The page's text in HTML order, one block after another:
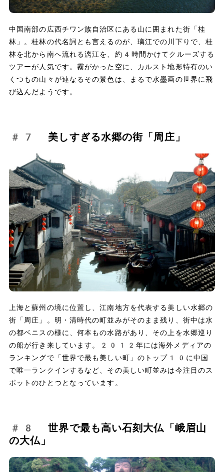
中国南部の広西チワン族自治区にある山に囲まれた街「桂
林」。桂林の代名詞とも言えるのが、璃江での川下りで、桂
林を北から南へ流れる漓江を、約4時間かけてクルーズする
ツアーが人気です。霧がかった空に、カルスト地形特有のい
くつもの山々が連なるその景色は、まるで水墨画の世界に飛
び込んだようです。
#7 美しすぎる水郷の街「周庄」
上海と蘇州の境に位置し、江南地方を代表する美しい水郷の
街「周庄」。明・清時代の町並みがそのまま残り、街中は水
の都ベニスの様に、何本もの水路があり、その上を水郷巡り
の船が行き来しています。2012年には海外メディアの
ランキングで「世界で最も美しい町」のトップ10に中国
で唯一ランクインするなど、その美しい町並みは今注目のス
ポットのひとつとなっています。
#8 世界で最も高い石刻大仏「峨眉山
の大仏」